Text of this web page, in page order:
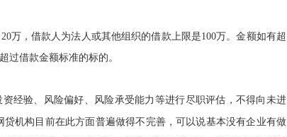
万，借款人为法人或其他组织的借款上限是100万。金额如有超
过借款金额标准的标的。
经验、风险偏好、风险承受能力等进行尽职评估，不得向未进
贷机构目前在此方面普遍做得不完善，可以说基本没有企业有做